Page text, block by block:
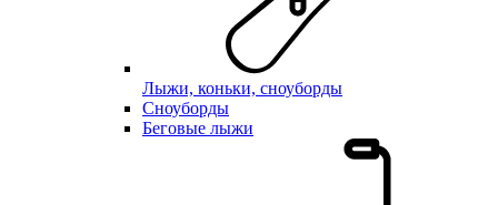
Лыжи, коньки, сноуборды
Сноуборды
Беговые лыжи